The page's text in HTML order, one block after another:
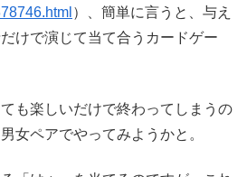
）、簡単に言うと、与え
けで演じて当て合うカードゲー
も楽しいだけで終わってしまうの
女ペアでやってみようかと。